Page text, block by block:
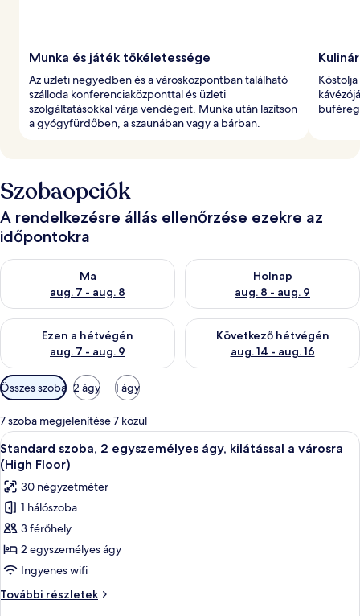
Munka és játék tökéletessége
Az üzleti negyedben és a városközpontban található
szálloda konferenciaközponttal és üzleti
szolgáltatásokkal várja vendégeit. Munka után lazítson
a gyógyfürdőben, a szaunában vagy a bárban.
Szobaopciók
A rendelkezésre állás ellenőrzése ezekre az
időpontokra
Ma
aug. 7 - aug. 8
A ma esti rendelkezésre állás ellenőrzése: aug. 7 - aug. 8
Holnap
aug. 8 - aug. 9
A holnapi rendelkezésre állás
Ezen a hétvégén
aug. 7 - aug. 9
A mostani hétvégi rendelkezésre állás ellenőrzése: aug. 7 -
Következő hétvégén
aug. 14 - aug. 16
A következő hétvégi
Szobákhoz
rendelkezésre
álló
szűrők
Összes szoba 2 ágy 1 ágy
7 szoba megjelenítése 7 közül
A
következő
szoba
összes
képének
megtekintése:
Standard
szoba,
2
egyszemélyes
Egy szállodai szoba két ággyal,
5
Standard szoba, 2 egyszemélyes ágy, kilátással a városra
(High Floor)
30 négyzetméter
1 hálószoba
3 férőhely
2 egyszemélyes ágy
Ingyenes wifi
További részletek
Standard